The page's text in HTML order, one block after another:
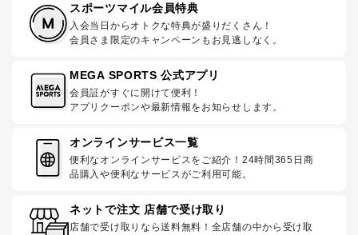
スポーツマイル会員特典
入会当日からオトクな特典が盛りだくさん！
会員さま限定のキャンペーンもお見逃しなく。
MEGA SPORTS 公式アプリ
会員証がすぐに開けて便利！
アプリクーポンや最新情報をお知らせします。
オンラインサービス一覧
便利なオンラインサービスをご紹介！24時間365日商
品購入や便利なサービスがご利用可能。
ネットで注文 店舗で受け取り
店舗で受け取りなら送料無料！全店舗の中から受け取